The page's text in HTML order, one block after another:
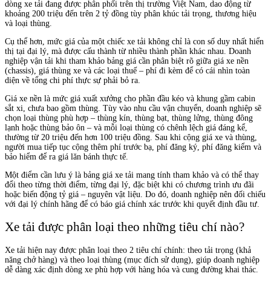
dòng xe tải đang được phân phối trên thị trường Việt Nam, dao động từ
khoảng 200 triệu đến trên 2 tỷ đồng tùy phân khúc tải trọng, thương hiệu
và loại thùng.
Cụ thể hơn, mức giá của một chiếc xe tải không chỉ là con số duy nhất hiển
thị tại đại lý, mà được cấu thành từ nhiều thành phần khác nhau. Doanh
nghiệp vận tải khi tham khảo bảng giá cần phân biệt rõ giữa giá xe nền
(chassis), giá thùng xe và các loại thuế – phí đi kèm để có cái nhìn toàn
diện về tổng chi phí thực sự phải bỏ ra.
Giá xe nền là mức giá xuất xưởng cho phần đầu kéo và khung gầm cabin
sắt xi, chưa bao gồm thùng. Tùy vào nhu cầu vận chuyển, doanh nghiệp sẽ
chọn loại thùng phù hợp – thùng kín, thùng bạt, thùng lửng, thùng đông
lạnh hoặc thùng bảo ôn – và mỗi loại thùng có chênh lệch giá đáng kể,
thường từ 20 triệu đến hơn 100 triệu đồng. Sau khi cộng giá xe và thùng,
người mua tiếp tục cộng thêm phí trước bạ, phí đăng ký, phí đăng kiểm và
bảo hiểm để ra giá lăn bánh thực tế.
Một điểm cần lưu ý là bảng giá xe tải mang tính tham khảo và có thể thay
đổi theo từng thời điểm, từng đại lý, đặc biệt khi có chương trình ưu đãi
hoặc biến động tỷ giá – nguyên vật liệu. Do đó, doanh nghiệp nên đối chiếu
với đại lý chính hãng để có báo giá chính xác trước khi quyết định đầu tư.
Xe tải được phân loại theo những tiêu chí nào?
Xe tải hiện nay được phân loại theo 2 tiêu chí chính: theo tải trọng (khả
năng chở hàng) và theo loại thùng (mục đích sử dụng), giúp doanh nghiệp
dễ dàng xác định dòng xe phù hợp với hàng hóa và cung đường khai thác.